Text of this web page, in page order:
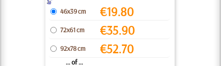
46x39 cm
€19.80
72x61 cm €35.90
92x78 cm €52.70
... of ...